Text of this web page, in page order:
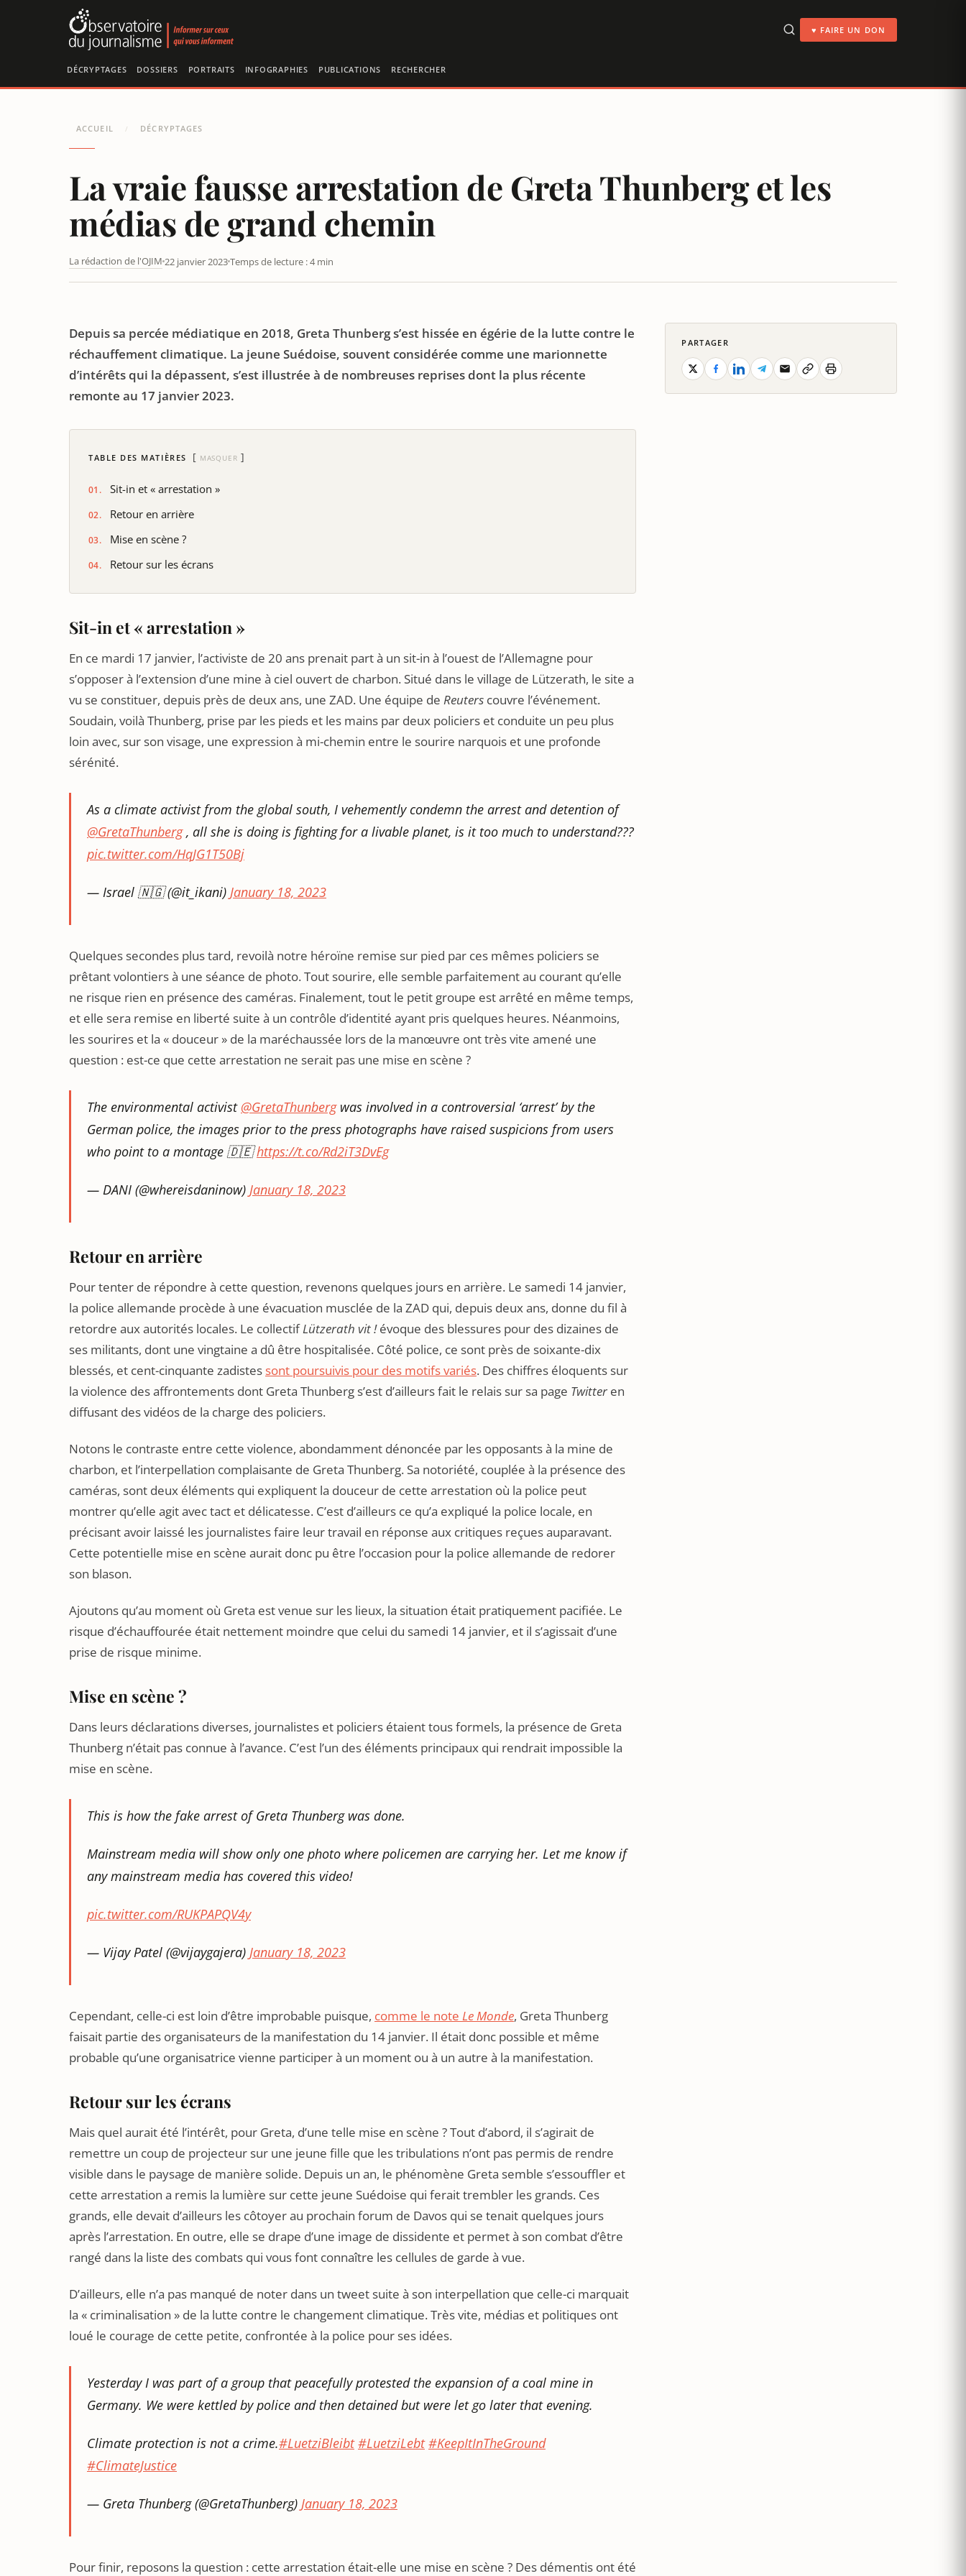
♥ FAIRE UN DON
DÉCRYPTAGES DOSSIERS PORTRAITS INFOGRAPHIES PUBLICATIONS RECHERCHER
ACCUEIL / DÉCRYPTAGES
La vraie fausse arrestation de Greta Thunberg et les
médias de grand chemin
La rédaction de l'OJIM 22 janvier 2023Temps de lecture : 4 min
LA VRAIE FAUSSE ARRESTATION DE GRETA THUNBERG ET LES MÉDIAS DE GRAND CHEMIN
Depuis sa percée médiatique en 2018, Greta Thunberg s’est hissée en égérie de la lutte contre le
réchauffement climatique. La jeune Suédoise, souvent considérée comme une marionnette
d’intérêts qui la dépassent, s’est illustrée à de nombreuses reprises dont la plus récente
remonte au 17 janvier 2023.
TABLE DES MATIÈRES MASQUER
Sit-in et « arrestation »
Retour en arrière
Mise en scène ?
Retour sur les écrans
Sit-in et « arrestation »
En ce mardi 17 janvier, l’activiste de 20 ans prenait part à un sit-in à l’ouest de l’Allemagne pour
s’opposer à l’extension d’une mine à ciel ouvert de charbon. Situé dans le village de Lützerath, le site a
vu se constituer, depuis près de deux ans, une ZAD. Une équipe de Reuters couvre l’événement.
Soudain, voilà Thunberg, prise par les pieds et les mains par deux policiers et conduite un peu plus
loin avec, sur son visage, une expression à mi-chemin entre le sourire narquois et une profonde
sérénité.
As a climate activist from the global south, I vehemently condemn the arrest and detention of
@GretaThunberg, all she is doing is fighting for a livable planet, is it too much to understand???
pic.twitter.com/HqJG1T50Bj
— Israel 🇳🇬 (@it_ikani) January 18, 2023
Quelques secondes plus tard, revoilà notre héroïne remise sur pied par ces mêmes policiers se
prêtant volontiers à une séance de photo. Tout sourire, elle semble parfaitement au courant qu’elle
ne risque rien en présence des caméras. Finalement, tout le petit groupe est arrêté en même temps,
et elle sera remise en liberté suite à un contrôle d’identité ayant pris quelques heures. Néanmoins,
les sourires et la « douceur » de la maréchaussée lors de la manœuvre ont très vite amené une
question : est-ce que cette arrestation ne serait pas une mise en scène ?
The environmental activist @GretaThunbergwas involved in a controversial ‘arrest’ by the
German police, the images prior to the press photographs have raised suspicions from users
who point to a montage 🇩🇪https://t.co/Rd2iT3DvEg
— DANI (@whereisdaninow) January 18, 2023
Retour en arrière
Pour tenter de répondre à cette question, revenons quelques jours en arrière. Le samedi 14 janvier,
la police allemande procède à une évacuation musclée de la ZAD qui, depuis deux ans, donne du fil à
retordre aux autorités locales. Le collectifLützerath vit !évoque des blessures pour des dizaines de
ses militants, dont une vingtaine a dû être hospitalisée. Côté police, ce sont près de soixante-dix
blessés, et cent-cinquante zadistes sont poursuivis pour des motifs variés. Des chiffres éloquents sur
la violence des affrontements dont Greta Thunberg s’est d’ailleurs fait le relais sur sa page Twitter en
diffusant des vidéos de la charge des policiers.
Notons le contraste entre cette violence, abondamment dénoncée par les opposants à la mine de
charbon, et l’interpellation complaisante de Greta Thunberg. Sa notoriété, couplée à la présence des
caméras, sont deux éléments qui expliquent la douceur de cette arrestation où la police peut
montrer qu’elle agit avec tact et délicatesse. C’est d’ailleurs ce qu’a expliqué la police locale, en
précisant avoir laissé les journalistes faire leur travail en réponse aux critiques reçues auparavant.
Cette potentielle mise en scène aurait donc pu être l’occasion pour la police allemande de redorer
son blason.
Ajoutons qu’au moment où Greta est venue sur les lieux, la situation était pratiquement pacifiée. Le
risque d’échauffourée était nettement moindre que celui du samedi 14 janvier, et il s’agissait d’une
prise de risque minime.
Mise en scène ?
Dans leurs déclarations diverses, journalistes et policiers étaient tous formels, la présence de Greta
Thunberg n’était pas connue à l’avance. C’est l’un des éléments principaux qui rendrait impossible la
mise en scène.
This is how the fake arrest of Greta Thunberg was done.
Mainstream media will show only one photo where policemen are carrying her. Let me know if
any mainstream media has covered this video!
pic.twitter.com/RUKPAPQV4y
— Vijay Patel (@vijaygajera) January 18, 2023
Cependant, celle-ci est loin d’être improbable puisque, comme le note Le Monde, Greta Thunberg
faisait partie des organisateurs de la manifestation du 14 janvier. Il était donc possible et même
probable qu’une organisatrice vienne participer à un moment ou à un autre à la manifestation.
Retour sur les écrans
Mais quel aurait été l’intérêt, pour Greta, d’une telle mise en scène ? Tout d’abord, il s’agirait de
remettre un coup de projecteur sur une jeune fille que les tribulations n’ont pas permis de rendre
visible dans le paysage de manière solide. Depuis un an, le phénomène Greta semble s’essouffler et
cette arrestation a remis la lumière sur cette jeune Suédoise qui ferait trembler les grands. Ces
grands, elle devait d’ailleurs les côtoyer au prochain forum de Davos qui se tenait quelques jours
après l’arrestation. En outre, elle se drape d’une image de dissidente et permet à son combat d’être
rangé dans la liste des combats qui vous font connaître les cellules de garde à vue.
D’ailleurs, elle n’a pas manqué de noter dans un tweet suite à son interpellation que celle-ci marquait
la « criminalisation » de la lutte contre le changement climatique. Très vite, médias et politiques ont
loué le courage de cette petite, confrontée à la police pour ses idées.
Yesterday I was part of a group that peacefully protested the expansion of a coal mine in
Germany. We were kettled by police and then detained but were let go later that evening.
Climate protection is not a crime.#LuetziBleibt #LuetziLebt #KeepItInTheGround
#ClimateJustice
— Greta Thunberg (@GretaThunberg) January 18, 2023
Pour finir, reposons la question : cette arrestation était-elle une mise en scène ? Des démentis ont été
PARTAGER
Panneau de gestion des cookies